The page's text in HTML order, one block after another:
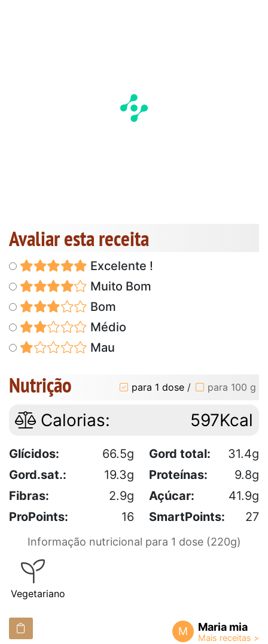
Avaliar esta receita
Excelente !
Muito Bom
Bom
Médio
Mau
Nutrição para 1 dose / para 100 g
Calorias: 597Kcal
Glícidos: 66.5g Gord total:
31.4g
Gord.sat.:
19.3g Proteínas:
9.8g
Fibras:
2.9g Açúcar:
41.9g
ProPoints:
16 SmartPoints: 27
Informação nutricional para 1 dose (220g)
Vegetariano
M Maria mia